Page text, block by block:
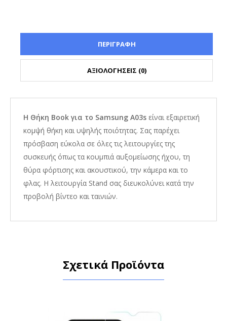
ΠΕΡΙΓΡΑΦΗ
ΑΞΙΟΛΟΓΗΣΕΙΣ (0)
Η Θήκη Book για το Samsung A03s είναι εξαιρετική
κομψή θήκη και υψηλής ποιότητας. Σας παρέχει
πρόσβαση εύκολα σε όλες τις λειτουργίες της
συσκευής όπως τα κουμπιά αυξομείωσης ήχου, τη
θύρα φόρτισης και ακουστικού, την κάμερα και το
φλας. Η λειτουργία Stand σας διευκολύνει κατά την
προβολή βίντεο και ταινιών.
Σχετικά Προϊόντα